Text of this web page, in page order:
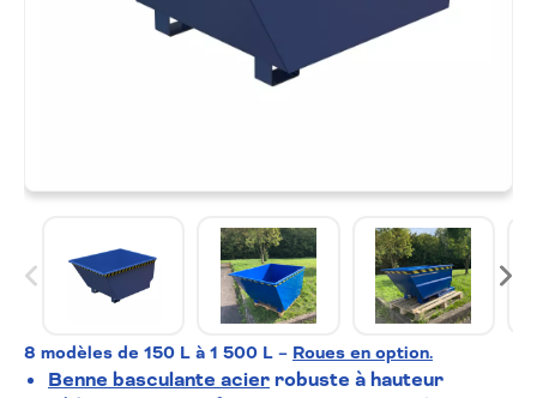
8 modèles de 150 L à 1 500 L – Roues en option.
Benne basculante acierrobuste à hauteur